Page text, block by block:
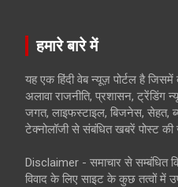
हमारे बारे में
यह एक हिंदी वेब न्यूज़ पोर्टल है
अलावा राजनीति, प्रशासन, ट्रेंडिंग
जगत, लाइफस्टाइल, बिजनेस, सेहत,
टेक्नोलॉजी से संबंधित खबरें पोस्ट की
Disclaimer - समाचार से सम्बंधित
विवाद के लिए साइट के कुछ तत्वों में